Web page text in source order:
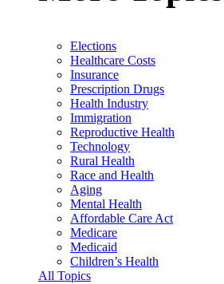
Elections
Healthcare Costs
Insurance
Prescription Drugs
Health Industry
Immigration
Reproductive Health
Technology
Rural Health
Race and Health
Aging
Mental Health
Affordable Care Act
Medicare
Medicaid
Children’s Health
All Topics